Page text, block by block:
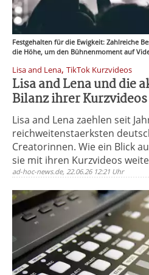
Festgehalten für die Ewigkeit: Zahlreiche
die Höhe, um den Bühnenmoment auf
Lisa and Lena, TikTok Kurzvideos
Lisa and Lena und die
Bilanz ihrer
Lisa and Lena zaehlen seit
reichweitenstaerksten
Creatorinnen. Wie ein Blick
sie mit ihren Kurzvideos
ad-hoc-news.de, 22.06.26 12:21 Uhr